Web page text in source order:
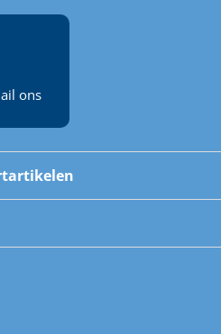
ons